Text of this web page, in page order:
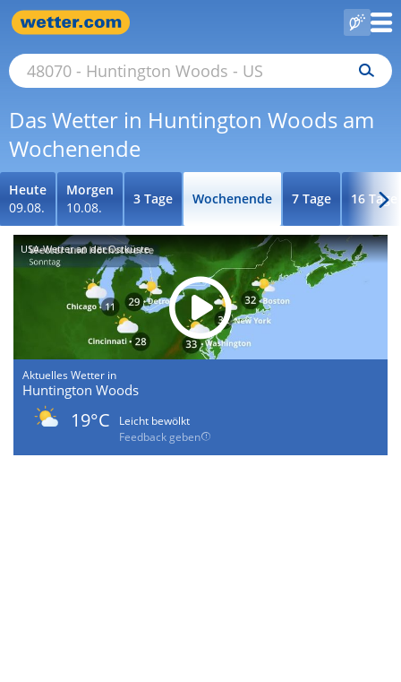
Das Wetter in Huntington Woods am
Wochenende
Heute
09.08.
Morgen
10.08.
3 Tage Wochenende 7 Tage 16 Tage
USA-Wetter an der Ostküste
Aktuelles Wetter in
Huntington Woods
19°C
Leicht bewölkt
Feedback geben